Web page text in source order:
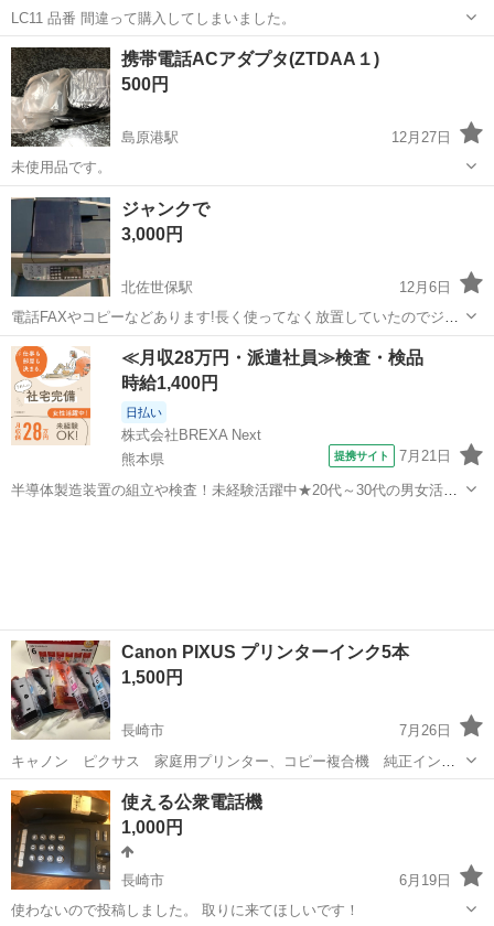
LC11 品番 間違って購入してしまいました。
長崎 長崎市 石橋駅 電話、ＦＡＸ
携帯電話ACアダプタ(ZTDAA１)
500円
島原港駅
12月27日
未使用品です。
長崎 島原市 島原港駅
ジャンクで
3,000円
北佐世保駅
12月6日
電話FAXやコピーなどあります!長く使ってなく放置していたのでジャ
ンク扱いでお願いします。あと2つあります
長崎 佐世保市 北佐世保駅 電話、ＦＡＸ ジャンク
≪月収28万円・派遣社員≫検査・検品
時給1,400円
日払い
株式会社BREXA Next
熊本県
提携サイト 7月21日
半導体製造装置の組立や検査！未経験活躍中★20代～30代の男女活躍
Canon PIXUS プリンターインク5本
1,500円
長崎市
7月26日
キャノン ピクサス 家庭用プリンター、コピー複合機 純正インク
です。 本体を買い換えたので、合わなくなりました。買い置きしてい
たものをお譲りしたいです。 どなたか必要としている方はいらっしゃ
いませんか？ BCI...
長崎 長崎市 電話、ＦＡＸ インク
使える公衆電話機
1,000円
長崎市
6月19日
使わないので投稿しました。 取りに来てほしいです！